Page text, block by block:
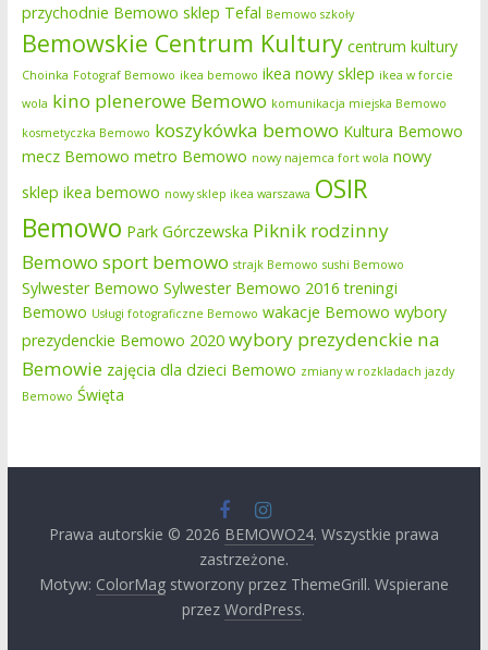
przychodnie Bemowo sklep Tefal Bemowo szkoły
Bemowskie Centrum Kultury centrum kultury
Choinka Fotograf Bemowo ikea bemowo ikea nowy sklep ikea w forcie
wola kino plenerowe Bemowo komunikacja miejska Bemowo
kosmetyczka Bemowo koszykówka bemowo Kultura Bemowo
mecz Bemowo metro Bemowo nowy najemca fort wola nowy
sklep ikea bemowo nowy sklep ikea warszawa OSIR
Bemowo Park Górczewska Piknik rodzinny
Bemowosport bemowo strajk Bemowo sushi Bemowo
Sylwester Bemowo Sylwester Bemowo 2016 treningi
Bemowo Usługi fotograficzne Bemowo wakacje Bemowo wybory
prezydenckie Bemowo 2020 wybory prezydenckie na
Bemowie zajęcia dla dzieci Bemowo zmiany w rozkladach jazdy
Bemowo Święta
Prawa autorskie © 2026 BEMOWO24. Wszystkie prawa
zastrzeżone.
Motyw: ColorMagstworzony przez ThemeGrill. Wspierane
przezWordPress.